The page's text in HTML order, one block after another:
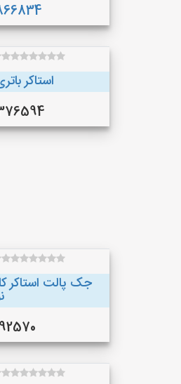
استاکر
جک پالت استاکر